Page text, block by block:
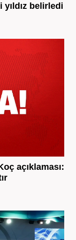
belirledi
açıklaması: